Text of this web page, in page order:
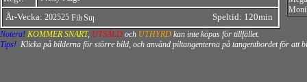
År-Vecka: 202525 Speltid: 120min
Notera! KOMMER SNART, UTSÅLD och UTHYRD kan inte köpas för tillfället.
Tips! Klicka på bilderna för större bild, och använd piltangenterna på tangentbordet för att